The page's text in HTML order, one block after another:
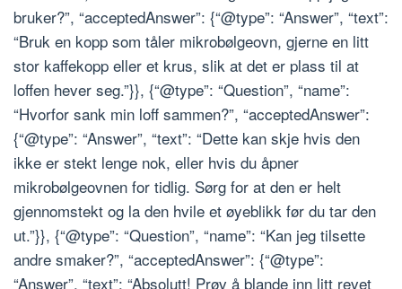
bruker?”, “acceptedAnswer”: {“@type”: “Answer”, “text”:
“Bruk en kopp som tåler mikrobølgeovn, gjerne en litt
stor kaffekopp eller et krus, slik at det er plass til at
loffen hever seg.”}}, {“@type”: “Question”, “name”:
“Hvorfor sank min loff sammen?”, “acceptedAnswer”:
{“@type”: “Answer”, “text”: “Dette kan skje hvis den
ikke er stekt lenge nok, eller hvis du åpner
mikrobølgeovnen for tidlig. Sørg for at den er helt
gjennomstekt og la den hvile et øyeblikk før du tar den
ut.”}}, {“@type”: “Question”, “name”: “Kan jeg tilsette
andre smaker?”, “acceptedAnswer”: {“@type”:
“Answer”, “text”: “Absolutt! Prøv å blande inn litt revet